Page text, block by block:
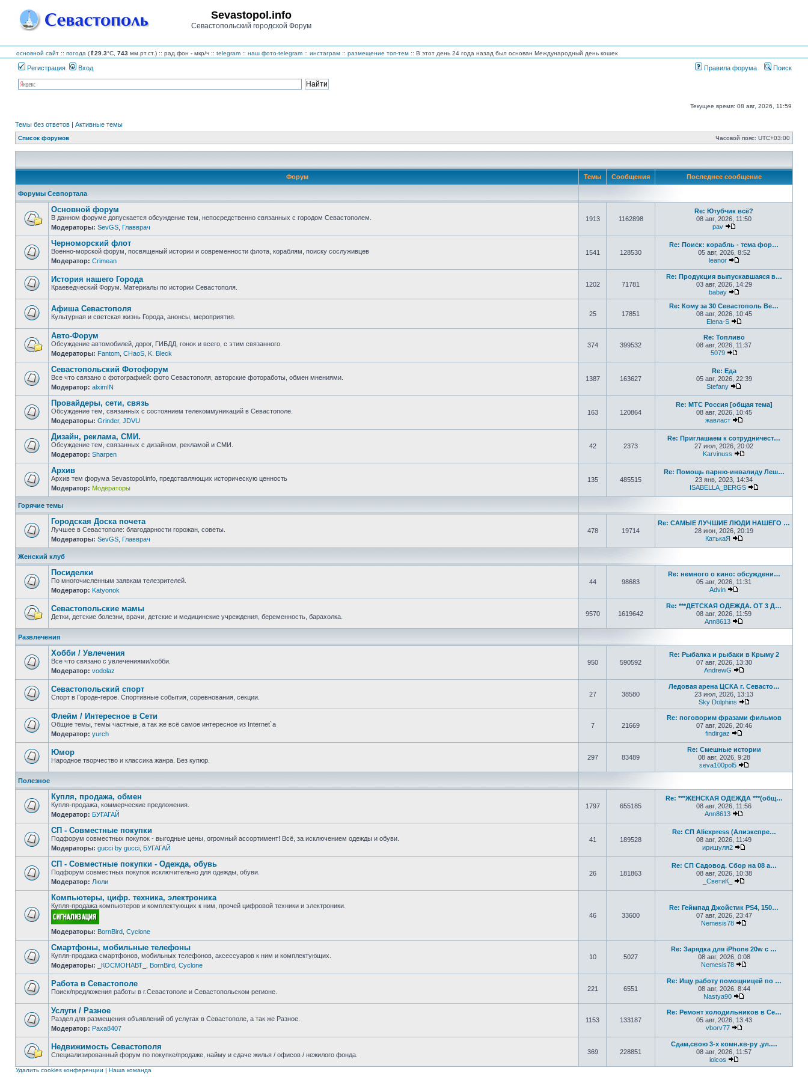
Sevastopol.info
Севастопольский городской Форум
основной сайт :: погода (⇑29.3°C, 743 мм.рт.ст.) :: рад.фон - мкр/ч :: telegram :: наш фото-telegram :: инстаграм :: размещение топ-тем :: В этот день 24 года назад был основан Международный день кошек
Регистрация Вход Правила форума Поиск
Текущее время: 08 авг, 2026, 11:59
Темы без ответов | Активные темы
Список форумов Часовой пояс: UTC+03:00
Форум Темы Сообщения Последнее сообщение
Форумы Севпортала
Нет
непрочитанных
сообщений
Основной форум
В данном форуме допускается обсуждение тем, непосредственно связанных с городом Севастополем.
Модераторы: SevGS Главврач
1913 1162898
Re: Ютубчик всё?
08 авг, 2026, 11:50
pav
Нет
непрочитанных
сообщений
Черноморский флот
Военно-морской форум, посвященый истории и современности флота, кораблям, поиску сослуживцев
Модератор: Crimean
1541 128530
Re: Поиск: корабль - тема фор…
05 авг, 2026, 8:52
leanor
непрочитанных
сообщений
История нашего Города
Краеведческий Форум. Материалы по истории Севастополя. 1202 71781
Re: Продукция выпускавшаяся в…
03 авг, 2026, 14:29
babay
Перейти к
непрочитанных
сообщений
Афиша Севастополя
Культурная и светская жизнь Города, анонсы, мероприятия. 25 17851
Re: Кому за 30 Севастополь Ве…
08 авг, 2026, 10:45
Elena-S
Перейти к
Нет
непрочитанных
сообщений
Авто-Форум
Обсуждение автомобилей, дорог, ГИБДД, гонок и всего, с этим связанного.
Модераторы: Fantom CHaoS K. Bleck
374 399532
Re: Топливо
08 авг, 2026, 11:37
5079
Нет
непрочитанных
сообщений
Севастопольский Фотофорум
Все что связано с фотографией: фото Севастополя, авторские фотоработы, обмен мнениями.
Модератор: alximIN
1387 163627
Re: Еда
05 авг, 2026, 22:39
Stefany
Нет
непрочитанных
сообщений
Провайдеры, сети, связь
Обсуждение тем, связанных с состоянием телекоммуникаций в Севастополе.
Модераторы: Grinder, JDVU
163 120864
Re: МТС Россия [общая тема]
08 авг, 2026, 10:45
жавласт
Нет
непрочитанных
сообщений
Дизайн, реклама, СМИ.
Обсуждение тем, связанных с дизайном, рекламой и СМИ.
Модератор: Sharpen
42 2373
Re: Приглашаем к сотрудничест…
27 июл, 2026, 20:02
Karvinuss
Нет
непрочитанных
сообщений
Архив
Архив тем форума Sevastopol.info, представляющих историческую ценность
Модератор: Модераторы
135 485515
Re: Помощь парню-инвалиду Леш…
23 янв, 2023, 14:34
ISABELLA_BERGS
Горячие темы
Нет
непрочитанных
сообщений
Городская Доска почета
Лучшее в Севастополе: благодарности горожан, советы.
Модераторы: SevGS Главврач
478 19714
Re: САМЫЕ ЛУЧШИЕ ЛЮДИ НАШЕГО …
28 июн, 2026, 20:19
КатькаЯ
Женский клуб
Нет
непрочитанных
сообщений
Посиделки
По многочисленным заявкам телезрителей.
Модератор: Katyonok
44 98683
Re: немного о кино: обсуждени…
05 авг, 2026, 11:31
Advin
непрочитанных
сообщений
Севастопольские мамы
Детки, детские болезни, врачи, детские и медицинские учреждения, беременность, барахолка. 9570 1619642
Re: ***ДЕТСКАЯ ОДЕЖДА. ОТ 3 Д…
08 авг, 2026, 11:59
Ann8613
Перейти к
Развлечения
Нет
непрочитанных
сообщений
Хобби / Увлечения
Все что связано с увлечениями/хобби.
Модератор: vodolaz
950 590592
Re: Рыбалка и рыбаки в Крыму 2
07 авг, 2026, 13:30
AndrewG
непрочитанных
сообщений
Севастопольский спорт
Спорт в Городе-герое. Спортивные события, соревнования, секции. 27 38580
Ледовая арена ЦСКА г. Севасто…
23 июл, 2026, 13:13
Sky Dolphins
Перейти к
Нет
непрочитанных
сообщений
Флейм / Интересное в Cети
Общие темы, темы частные, а так же всё самое интересное из Internet`а
Модератор: yurch
7 21669
Re: поговорим фразами фильмов
07 авг, 2026, 20:46
findirgaz
непрочитанных
сообщений
Юмор
Народное творчество и классика жанра. Без купюр. 297 83489
Re: Смешные истории
08 авг, 2026, 9:28
seva100pol5
Перейти к
Полезное
Нет
непрочитанных
сообщений
Купля, продажа, обмен
Купля-продажа, коммерческие предложения.
Модератор: БУГАГАЙ
1797 655185
Re: ***ЖЕНСКАЯ ОДЕЖДА ***(общ…
08 авг, 2026, 11:56
Ann8613
Нет
непрочитанных
сообщений
СП - Совместные покупки
Подфорум совместных покупок - выгодные цены, огромный ассортимент! Всё, за исключением одежды и обуви.
Модераторы: gucci by gucci БУГАГАЙ
41 189528
Re: СП Aliexpress (Алиэкспре…
08 авг, 2026, 11:49
иришуля2
Нет
непрочитанных
сообщений
СП - Совместные покупки - Одежда, обувь
Подфорум совместных покупок исключительно для одежды, обуви.
Модератор: Люли
26 181863
Re: СП Садовод. Сбор на 08 а…
08 авг, 2026, 10:38
_СветиК_
Нет
непрочитанных
Компьютеры, цифр. техника, электроника
Купля-продажа компьютеров и комплектующих к ним, прочей цифровой техники и электроники.
Модераторы: BornBird Cyclone
46 33600
Re: Геймпад Джoйcтик PS4, 150…
07 авг, 2026, 23:47
Nemesis78
Нет
непрочитанных
сообщений
Смартфоны, мобильные телефоны
Купля-продажа смартфонов, мобильных телефонов, аксессуаров к ним и комплектующих.
Модераторы:
_КОСМОНАВТ_ BornBird Cyclone
10 5027
Re: Зарядка для iPhone 20w с …
08 авг, 2026, 0:08
Nemesis78
непрочитанных
сообщений
Работа в Севастополе
Поиск/предложения работы в г.Севастополе и Севастопольском регионе. 221 6551
Re: Ищу работу помощницей по …
08 авг, 2026, 8:44
Nastya90
Перейти к
Нет
непрочитанных
сообщений
Услуги / Разное
Раздел для размещения объявлений об услугах в Севастополе, а так же Разное.
Модератор: Paxa8407
1153 133187
Re: Ремонт холодильников в Се…
05 авг, 2026, 13:43
vborv77
непрочитанных
сообщений
Недвижимость Севастополя
Специализированный форум по покупке/продаже, найму и сдаче жилья / офисов / нежилого фонда. 369 228851
Сдам,свою 3-х комн.кв-ру ,ул.…
08 авг, 2026, 11:57
iolcos
Перейти к
Удалить cookies конференции | Наша команда